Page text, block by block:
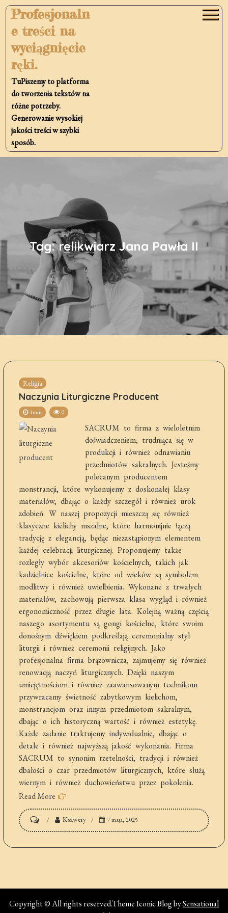
Skip
content
Profesjonaln
e treści na
wyciągnięcie
ręki.
TuPiszemy to platforma
do tworzenia tekstów na
różne potrzeby.
Generowanie wysokiej
jakości treści w szybki
sposób.
Tag:relikwiarz Jana Pawła II
Religia
Naczynia Liturgiczne Producent
1min 0
SACRUM to firma z wieloletnim
doświadczeniem, trudniąca się w
produkcji i również odnawianiu
przedmiotów sakralnych. Jesteśmy
polecanym producentem
monstrancji, które wykonujemy z doskonałej klasy
materiałów, dbając o każdy szczegół i również urok
zdobień. W naszej propozycji mieszczą się również
klasyczne kielichy mszalne, które harmonijnie łączą
tradycję z elegancją, będąc niezastąpionym elementem
każdej celebracji liturgicznej. Proponujemy także
rozległy wybór akcesoriów kościelnych, takich jak
kadzielnice kościelne, które od wieków są symbolem
modlitwy i również uwielbienia. Wykonane z trwałych
materiałów, zachowują pierwsza klasa wygląd i również
ergonomiczność przez długie lata. Kolejną ważną częścią
naszego asortymentu są gongi kościelne, które swoim
donośnym dźwiękiem podkreślają ceremonialny styl
liturgii i również ceremonii religijnych. Jako
profesjonalna firma brązownicza, zajmujemy się również
renowacją naczyń liturgicznych. Dzięki naszym
umiejętnościom i również zaawansowanym technikom
przywracamy świetność zabytkowym kielichom,
monstrancjom oraz innym przedmiotom sakralnym,
dbając o ich historyczną wartość i również estetykę.
Każde zadanie traktujemy indywidualnie, dbając o
detale i również najwyższą jakość wykonania. Firma
SACRUM to synonim rzetelności, tradycji i również
dbałości o czar przedmiotów liturgicznych, które służą
wiernym i również duchowieństwu przez pokolenia.
Read More
Naczynia
liturgiczne
Ksawery 7 maja, 2025
Copyright © All rights reserved.Theme Iconic Blog bySensational